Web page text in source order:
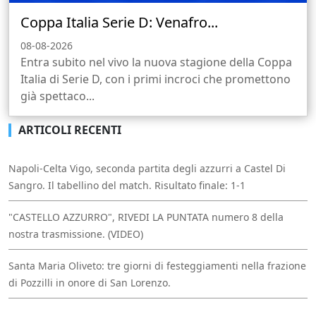
Coppa Italia Serie D: Venafro...
08-08-2026
Entra subito nel vivo la nuova stagione della Coppa
Italia di Serie D, con i primi incroci che promettono
già spettaco...
ARTICOLI RECENTI
Napoli-Celta Vigo, seconda partita degli azzurri a Castel Di
Sangro. Il tabellino del match. Risultato finale: 1-1
"CASTELLO AZZURRO", RIVEDI LA PUNTATA numero 8 della
nostra trasmissione. (VIDEO)
Santa Maria Oliveto: tre giorni di festeggiamenti nella frazione
di Pozzilli in onore di San Lorenzo.